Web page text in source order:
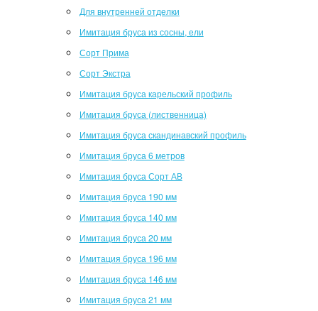
Для внутренней отделки
Имитация бруса из сосны, ели
Сорт Прима
Сорт Экстра
Имитация бруса карельский профиль
Имитация бруса (лиственница)
Имитация бруса скандинавский профиль
Имитация бруса 6 метров
Имитация бруса Сорт АВ
Имитация бруса 190 мм
Имитация бруса 140 мм
Имитация бруса 20 мм
Имитация бруса 196 мм
Имитация бруса 146 мм
Имитация бруса 21 мм